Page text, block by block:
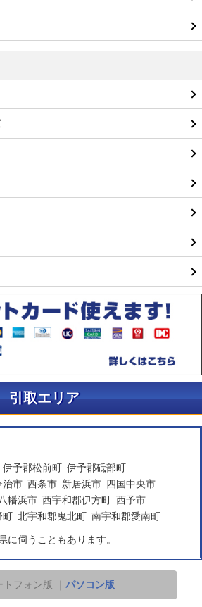
引取エリア
伊予郡松前町 伊予郡砥部町
治市 西条市 新居浜市 四国中央市
八幡浜市 西宇和郡伊方町 西予市
町 北宇和郡鬼北町 南宇和郡愛南町
に伺うこともあります。
トフォン版 ｜ パソコン版